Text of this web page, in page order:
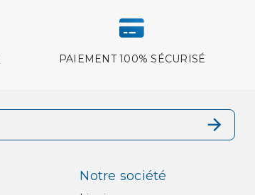
PAIEMENT 100% SÉCURISÉ
Notre société